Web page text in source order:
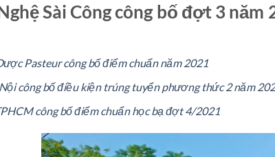
Sài Công công bố đợt 3
Pasteur công bố điểm chuẩn năm 2021
công bố điều kiện trúng tuyển phương thức 2 năm
công bố điểm chuẩn học bạ đợt 4/2021